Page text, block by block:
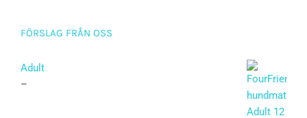
FÖRSLAG FRÅN OSS
Adult
–